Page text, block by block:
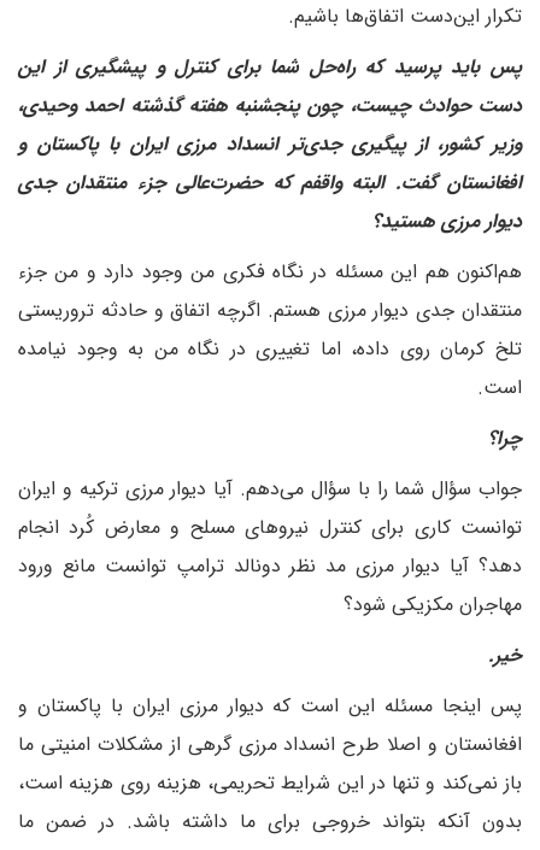
تکرار این‌دست اتفاق‌ها باشیم.
‌‌پس باید پرسید که راه‌‌حل شما برای کنترل و پیشگیری از این
دست حوادث چیست، چون پنجشنبه هفته گذشته احمد وحیدی،
وزیر کشور، از پیگیری جدی‌تر انسداد مرزی ایران با پاکستان و
افغانستان گفت. البته واقفم که حضرت‌عالی جزء منتقدان جدی
دیوار مرزی هستید؟
هم‌اکنون هم این مسئله در نگاه فکری من وجود دارد و من جزء
منتقدان جدی دیوار مرزی هستم. اگرچه اتفاق و حادثه تروریستی
تلخ کرمان روی داده، اما تغییری در نگاه من به وجود نیامده
است.
‌چرا؟
جواب سؤال شما را با سؤال می‌دهم. آیا دیوار مرزی ترکیه و ایران
توانست کاری برای کنترل نیروهای مسلح و معارض کُرد انجام
دهد؟ آیا دیوار مرزی مد نظر دونالد ترامپ توانست مانع ورود
مهاجران مکزیکی شود؟
‌خیر.
پس اینجا مسئله این است که دیوار مرزی ایران با پاکستان و
افغانستان و اصلا طرح انسداد مرزی گرهی از مشکلات امنیتی ما
باز نمی‌کند و تنها در این شرایط تحریمی، هزینه روی هزینه است،
بدون آنکه بتواند خروجی برای ما داشته باشد. در ضمن ما